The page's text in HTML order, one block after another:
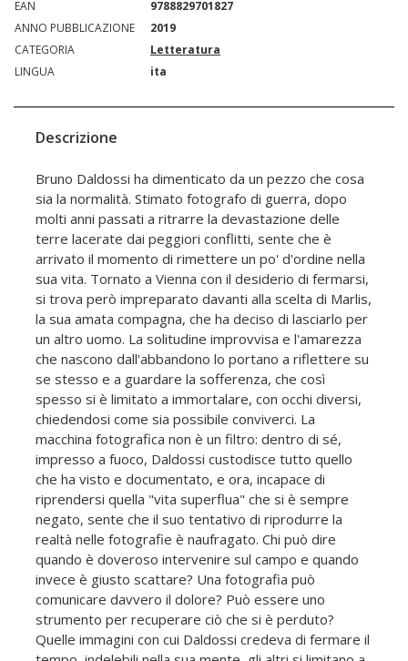
EAN
9788829701827
ANNO PUBBLICAZIONE
2019
CATEGORIA
Letteratura
LINGUA
ita
Descrizione
Bruno Daldossi ha dimenticato da un pezzo che cosa
sia la normalità. Stimato fotografo di guerra, dopo
molti anni passati a ritrarre la devastazione delle
terre lacerate dai peggiori conflitti, sente che è
arrivato il momento di rimettere un po' d'ordine nella
sua vita. Tornato a Vienna con il desiderio di fermarsi,
si trova però impreparato davanti alla scelta di Marlis,
la sua amata compagna, che ha deciso di lasciarlo per
un altro uomo. La solitudine improvvisa e l'amarezza
che nascono dall'abbandono lo portano a riflettere su
se stesso e a guardare la sofferenza, che così
spesso si è limitato a immortalare, con occhi diversi,
chiedendosi come sia possibile conviverci. La
macchina fotografica non è un filtro: dentro di sé,
impresso a fuoco, Daldossi custodisce tutto quello
che ha visto e documentato, e ora, incapace di
riprendersi quella "vita superflua" che si è sempre
negato, sente che il suo tentativo di riprodurre la
realtà nelle fotografie è naufragato. Chi può dire
quando è doveroso intervenire sul campo e quando
invece è giusto scattare? Una fotografia può
comunicare davvero il dolore? Può essere uno
strumento per recuperare ciò che si è perduto?
Quelle immagini con cui Daldossi credeva di fermare il